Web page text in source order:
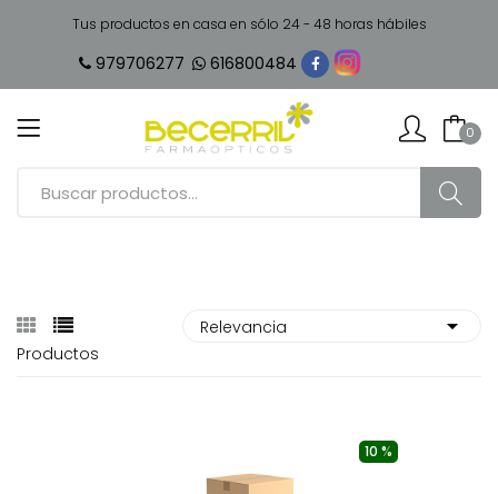
Tus productos en casa en sólo 24 - 48 horas hábiles
979706277 616800484
0
Productos
10 %